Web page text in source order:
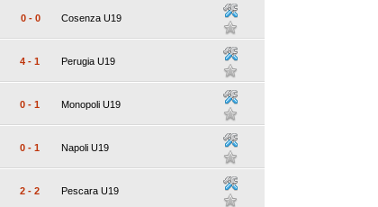
0 - 0 Cosenza U19
4 - 1 Perugia U19
0 - 1 Monopoli U19
0 - 1 Napoli U19
2 - 2 Pescara U19